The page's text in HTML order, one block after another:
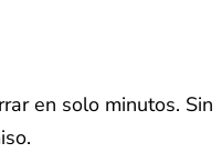
en solo minutos. Sin